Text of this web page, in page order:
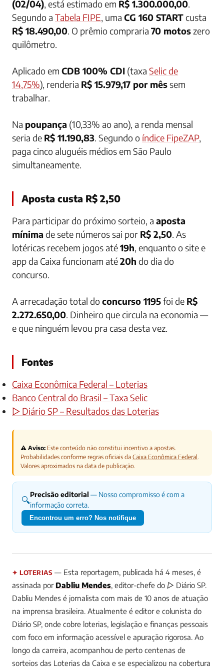
(02/04), está estimado em R$ 1.300.000,00.
Segundo a Tabela FIPE, uma CG 160 STARTcusta
R$ 18.490,00. O prêmio compraria 70 motoszero
quilômetro.
Aplicado em CDB 100% CDI (taxa Selic de
14,75%), renderia R$ 15.979,17 por mêssem
trabalhar.
Na poupança (10,33% ao ano), a renda mensal
seria de R$ 11.190,83. Segundo o índice FipeZAP,
paga cinco aluguéis médios em São Paulo
simultaneamente.
Aposta custa R$ 2,50
Para participar do próximo sorteio, a aposta
mínima de sete números sai por R$ 2,50. As
lotéricas recebem jogos até19h, enquanto o site e
app da Caixa funcionam até20h do dia do
concurso.
A arrecadação total doconcurso 1195foi de R$
2.272.650,00. Dinheiro que circula na economia —
e que ninguém levou pra casa desta vez.
Fontes
Caixa Econômica Federal – Loterias
Banco Central do Brasil – Taxa Selic
▷ Diário SP – Resultados das Loterias
⚠️ Aviso: Este conteúdo não constitui incentivo a apostas.
Probabilidades conforme regras oficiais da Caixa Econômica Federal.
Valores aproximados na data de publicação.
🔍Precisão editorial — Nosso compromisso é com a
informação correta.
Encontrou um erro? Nos notifique
✦ LOTERIAS — Esta reportagem, publicada há 4 meses, é
assinada por Dabliu Mendes, editor-chefe do ▷ Diário SP.
Dabliu Mendes é jornalista com mais de 10 anos de atuação
na imprensa brasileira. Atualmente é editor e colunista do
Diário SP, onde cobre loterias, legislação e finanças pessoais
com foco em informação acessível e apuração rigorosa. Ao
longo da carreira, acompanhou de perto centenas de
sorteios das Loterias da Caixa e se especializou na cobertura